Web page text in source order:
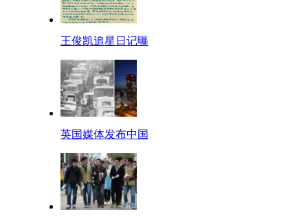
王俊凯追星日记曝
英国媒体发布中国